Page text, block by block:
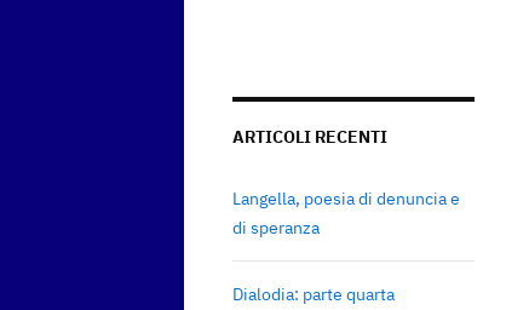
ARTICOLI RECENTI
Langella, poesia di denuncia e
di speranza
Dialodia: parte quarta